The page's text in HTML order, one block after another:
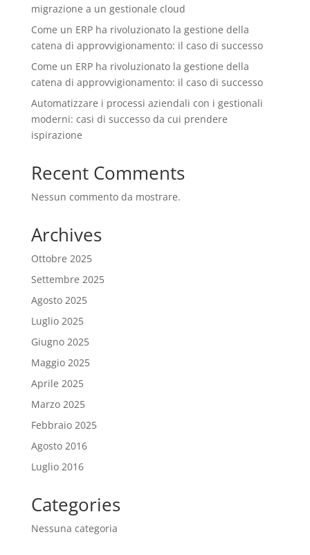
migrazione a un gestionale cloud
Come un ERP ha rivoluzionato la gestione della
catena di approvvigionamento: il caso di successo
Come un ERP ha rivoluzionato la gestione della
catena di approvvigionamento: il caso di successo
Automatizzare i processi aziendali con i gestionali
moderni: casi di successo da cui prendere
ispirazione
Recent Comments
Nessun commento da mostrare.
Archives
Ottobre 2025
Settembre 2025
Agosto 2025
Luglio 2025
Giugno 2025
Maggio 2025
Aprile 2025
Marzo 2025
Febbraio 2025
Agosto 2016
Luglio 2016
Categories
Nessuna categoria